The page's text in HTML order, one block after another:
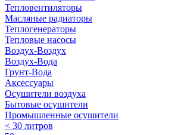
Тепловентиляторы
Масляные радиаторы
Теплогенераторы
Тепловые насосы
Воздух-Воздух
Воздух-Вода
Грунт-Вода
Аксессуары
Осушители воздуха
Бытовые осушители
Промышленные осушители
< 30 литров